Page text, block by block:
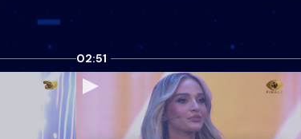
02:51